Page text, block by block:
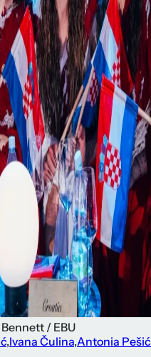
/ EBU
,Ivana Čulina,Antonia Pešić